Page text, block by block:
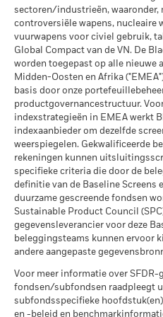
inventariswaarde (NIW),
van toepassing, worden
belegging kan stijgen of dalen
valutaschommelingen als uw
andere valuta dan die gebruikt
prestaties in het verleden. Bron:
die meer dan 10% van hun
welk type van
Publicatie van de netto-
www.blackrock.com/be, De Tijd,
voor klachten over dit fonds
BlackRock op het nummer 02
sturen naar
telefoongesprekken doorgaans
contact opnemen met de
informatie vindt u op
http://
extreme
Wereldwijde classificatie van
fondsen door Lipper
MSCI Gewogen Gemiddelde
Koolstofintensiteit (ton CO2-
eq/$ miljoen OMZET)
per 17/jul/2026
MSCI ESG % Dekking
per 17/jul/2026
MSCI ESG-kwaliteitsscore –
Percentiel peer
per 17/jul/2026
Fondsen in peergroup
per 17/jul/2026
MSCI Gewogen Gemiddelde
Koolstofintensiteit % Dekking
Alle data komen van MSCI ESG
17/jul/2026, op basis van
MSCI – Oliezand
per 30/jun/2026
Betrokkenheid van
bedrijfsleven Dekking
per 30/jun/2026
Percentage niet-gedekt
Fonds
per 30/jun/2026
De blootstellingen van
het bedrijfsleven, zoals
Ketelkool en Oliezand, worden
voor bedrijven die meer dan
genereren uit ketelkool of
inkomsten genereren uit
inkomstendrempel van 0%),
Research, geldt het volgende:
sectoren/industrieën, waaronder,
controversiële wapens, nucleaire
vuurwapens voor civiel gebruik,
Global Compact van de VN. De
worden toegepast op alle nieuwe
Midden-Oosten en Afrika
basis door onze
productgovernancestructuur.
indexstrategieën in EMEA werkt
indexaanbieder om dezelfde
weerspiegelen. Gekwalificeerde
rekeningen kunnen
specifieke criteria die door de
definitie van de Baseline Screens
duurzame gescreende fondsen
Sustainable Product Council
gegevensleverancier voor deze
beleggingsteams kunnen ervoor
andere aangepaste
Voor meer informatie over SFDR-
fondsen/subfondsen raadpleegt
subfondsspecifieke
en -beleid en